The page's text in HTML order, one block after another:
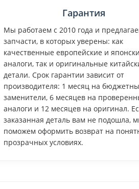
Гарантия
Мы работаем с 2010 года и
запчасти, в которых уверены: как
качественные европейские и
аналоги, так и оригинальные
детали. Срок гарантии зависит от
производителя: 1 месяц на
заменители, 6 месяцев на
аналоги и 12 месяцев на оригинал.
заказанная деталь вам не подошла,
поможем оформить возврат на
прозрачных условиях.